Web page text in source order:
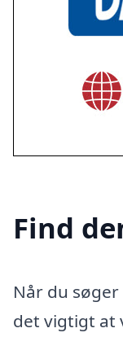
Find
Når du
det vigtigt at